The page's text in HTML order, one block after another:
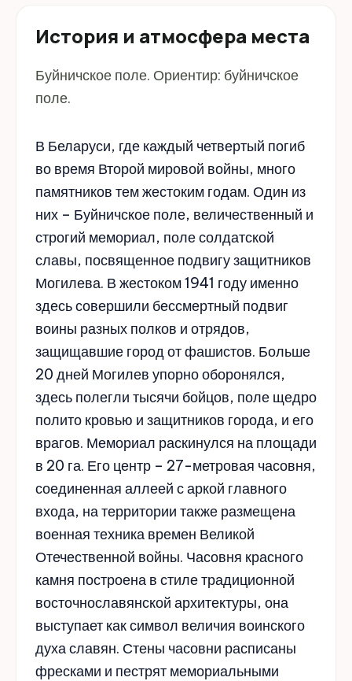
История и атмосфера места
Буйничское поле. Ориентир: буйничское
поле.
В Беларуси, где каждый четвертый погиб
во время Второй мировой войны, много
памятников тем жестоким годам. Один из
них – Буйничское поле, величественный и
строгий мемориал, поле солдатской
славы, посвященное подвигу защитников
Могилева. В жестоком 1941 году именно
здесь совершили бессмертный подвиг
воины разных полков и отрядов,
защищавшие город от фашистов. Больше
20 дней Могилев упорно оборонялся,
здесь полегли тысячи бойцов, поле щедро
полито кровью и защитников города, и его
врагов. Мемориал раскинулся на площади
в 20 га. Его центр – 27-метровая часовня,
соединенная аллеей с аркой главного
входа, на территории также размещена
военная техника времен Великой
Отечественной войны. Часовня красного
камня построена в стиле традиционной
восточнославянской архитектуры, она
выступает как символ величия воинского
духа славян. Стены часовни расписаны
фресками и пестрят мемориальными